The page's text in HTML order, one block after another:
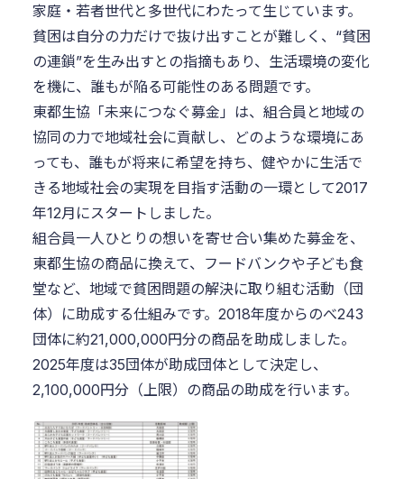
家庭・若者世代と多世代にわたって生じています。
貧困は自分の力だけで抜け出すことが難しく、“貧困
の連鎖”を生み出すとの指摘もあり、生活環境の変化
を機に、誰もが陥る可能性のある問題です。
東都生協「未来につなぐ募金」は、組合員と地域の
協同の力で地域社会に貢献し、どのような環境にあ
っても、誰もが将来に希望を持ち、健やかに生活で
きる地域社会の実現を目指す活動の一環として2017
年12月にスタートしました。
組合員一人ひとりの想いを寄せ合い集めた募金を、
東都生協の商品に換えて、フードバンクや子ども食
堂など、地域で貧困問題の解決に取り組む活動（団
体）に助成する仕組みです。2018年度からのべ243
団体に約21,000,000円分の商品を助成しました。
2025年度は35団体が助成団体として決定し、
2,100,000円分（上限）の商品の助成を行います。